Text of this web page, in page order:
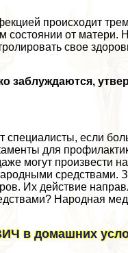
происходит
состоянии от
свое
заблуждаются,
специалисты, если
для
могут произвести
средствами.
Их действие
Народная
в домашних